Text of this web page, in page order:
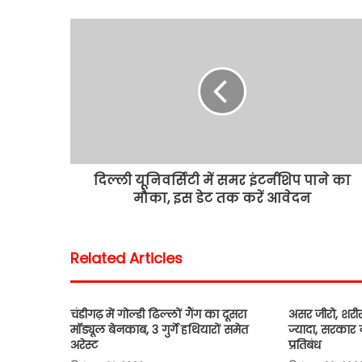
दिल्ली यूनिवर्सिटी में समर इंटर्नशिप पाने का
मौका, इस डेट तक करें आवेदन
Related Articles
चंडीगढ़ में गोल्डी ढिल्लों गैंग का दूसरा
मॉड्यूल बेनकाब, 3 गुर्गे हथियारों समेत
अरेस्ट
असर जीरो,
ज्यादा,
प्रतिबंध